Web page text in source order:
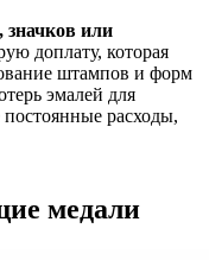
значков или
доплату, которая
штампов и форм
эмалей для
расходы,
медали